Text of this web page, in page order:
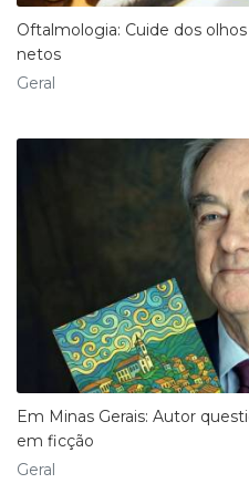
Oftalmologia: Cuide dos
netos
Geral
Em Minas Gerais: Autor
em ficção
Geral